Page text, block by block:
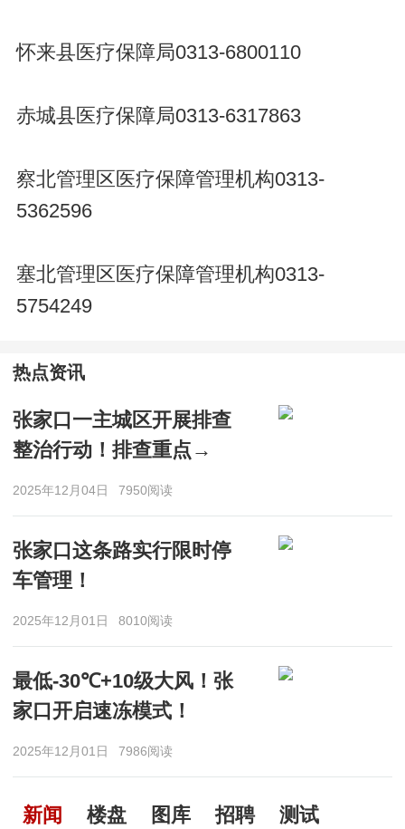
怀来县医疗保障局0313-6800110
赤城县医疗保障局0313-6317863
察北管理区医疗保障管理机构0313-
5362596
塞北管理区医疗保障管理机构0313-
5754249
热点资讯
张家口一主城区开展排查
整治行动！排查重点→
2025年12月04日 7950阅读
张家口这条路实行限时停
车管理！
2025年12月01日 8010阅读
最低-30℃+10级大风！张
家口开启速冻模式！
2025年12月01日 7986阅读
新闻 楼盘 图库 招聘 测试